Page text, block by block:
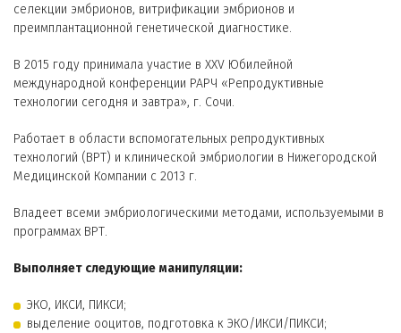
селекции эмбрионов, витрификации эмбрионов и
преимплантационной генетической диагностике.
В 2015 году принимала участие в XXV Юбилейной
международной конференции РАРЧ «Репродуктивные
технологии сегодня и завтра», г. Сочи.
Работает в области вспомогательных репродуктивных
технологий (ВРТ) и клинической эмбриологии в Нижегородской
Медицинской Компании с 2013 г.
Владеет всеми эмбриологическими методами, используемыми в
программах ВРТ.
Выполняет следующие манипуляции:
ЭКО, ИКСИ, ПИКСИ;
выделение ооцитов, подготовка к ЭКО/ИКСИ/ПИКСИ;